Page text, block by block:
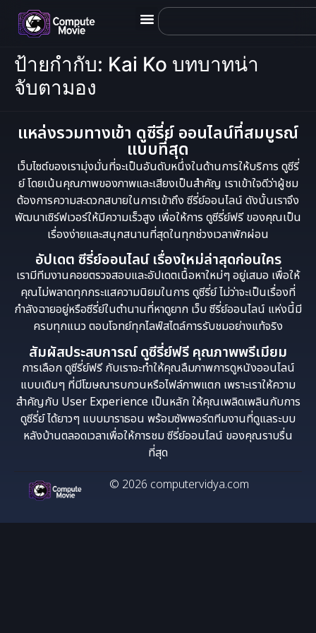
ป้ายกำกับ: Kai Ko บทบาทน่า
จับตามอง
แหล่งรวมทางเข้า ดูซีรี่ย์ ออนไลน์ที่สมบูรณ์
แบบที่สุด
เว็บไซต์ของเรามุ่งมั่นที่จะเป็นอันดับหนึ่งในด้านการให้บริการ ดูซีรี่
ย์ โดยเน้นคุณภาพของภาพและเสียงเป็นสำคัญ เราเข้าใจดีว่าผู้ชม
ต้องการความสะดวกสบายในการเข้าถึง ซีรี่ย์ออนไลน์ ดังนั้นเราจึง
พัฒนาเซิร์ฟเวอร์ให้มีความเร็วสูง เพื่อให้การ ดูซีรี่ย์ฟรี ของคุณเป็น
เรื่องง่ายและสนุกสนานที่สุดในทุกช่วงเวลาพักผ่อน
อัปเดต ซีรี่ย์ออนไลน์ เรื่องใหม่ล่าสุดก่อนใคร
เรามีทีมงานคอยตรวจสอบและอัปเดตเนื้อหาใหม่ๆ อยู่เสมอ เพื่อให้
คุณไม่พลาดทุกกระแสความนิยมในการ ดูซีรี่ย์ ไม่ว่าจะเป็นเรื่องที่
กำลังฉายอยู่หรือซีรี่ย์ในตำนานที่หาดูยาก เว็บ ซีรี่ย์ออนไลน์ แห่งนี้มี
ครบทุกแนว ตอบโจทย์ทุกไลฟ์สไตล์การรับชมอย่างแท้จริง
สัมผัสประสบการณ์ ดูซีรี่ย์ฟรี คุณภาพพรีเมียม
การเลือก ดูซีรี่ย์ฟรี กับเราจะทำให้คุณลืมภาพการดูหนังออนไลน์
แบบเดิมๆ ที่มีโฆษณารบกวนหรือไฟล์ภาพแตก เพราะเราให้ความ
สำคัญกับ User Experience เป็นหลัก ให้คุณเพลิดเพลินกับการ
ดูซีรี่ย์ ได้ยาวๆ แบบมาราธอน พร้อมซัพพอร์ตทีมงานที่ดูแลระบบ
หลังบ้านตลอดเวลาเพื่อให้การชม ซีรี่ย์ออนไลน์ ของคุณราบรื่น
ที่สุด
© 2026 computervidya.com